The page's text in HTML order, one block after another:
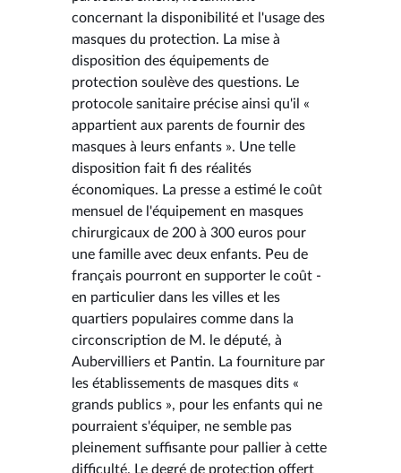
concernant la disponibilité et l'usage des
masques du protection. La mise à
disposition des équipements de
protection soulève des questions. Le
protocole sanitaire précise ainsi qu'il «
appartient aux parents de fournir des
masques à leurs enfants ». Une telle
disposition fait fi des réalités
économiques. La presse a estimé le coût
mensuel de l'équipement en masques
chirurgicaux de 200 à 300 euros pour
une famille avec deux enfants. Peu de
français pourront en supporter le coût -
en particulier dans les villes et les
quartiers populaires comme dans la
circonscription de M. le député, à
Aubervilliers et Pantin. La fourniture par
les établissements de masques dits «
grands publics », pour les enfants qui ne
pourraient s'équiper, ne semble pas
pleinement suffisante pour pallier à cette
difficulté. Le degré de protection offert